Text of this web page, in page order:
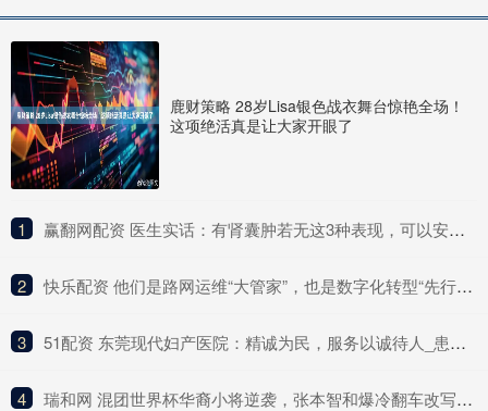
鹿财策略 28岁Lisa银色战衣舞台惊艳全场！
这项绝活真是让大家开眼了
1 ​赢翻网配资 医生实话：有肾囊肿若无这3种表现，可以安心，恶变风险很小
2 ​快乐配资 他们是路网运维“大管家”，也是数字化转型“先行者”｜奋勇争先实干家
3 ​51配资 东莞现代妇产医院：精诚为民，服务以诚待人_患者_安全地_孕产妇
4 ​瑞和网 混团世界杯华裔小将逆袭，张本智和爆冷翻车改写战局？